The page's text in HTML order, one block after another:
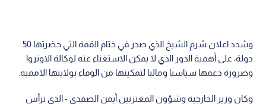
وشدد اعلان شرم الشيخ الذي صدر في ختام القمة التي حضرتها 50
دولة، على أهمية الدور الذي لا يمكن الاستغناء عنه لوكالة الاونروا
وضرورة دعمها سياسيا وماليا لتمكينها من الوفاء بولايتها الاممية.
وكان وزير الخارجية وشؤون المغتربين أيمن الصفدي - الذي ترأس